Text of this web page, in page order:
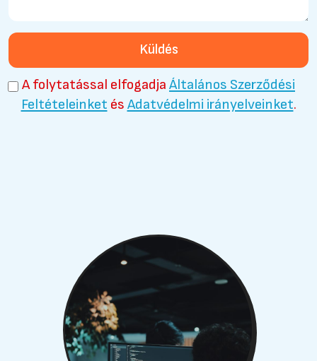
Küldés
A folytatással elfogadja Általános Szerződési
Feltételeinket és Adatvédelmi irányelveinket.